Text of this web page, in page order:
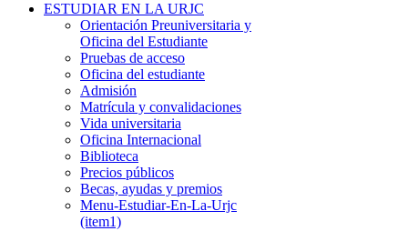
ESTUDIAR EN LA URJC
Orientación Preuniversitaria y
Oficina del Estudiante
Pruebas de acceso
Oficina del estudiante
Admisión
Matrícula y convalidaciones
Vida universitaria
Oficina Internacional
Biblioteca
Precios públicos
Becas, ayudas y premios
Menu-Estudiar-En-La-Urjc
(item1)